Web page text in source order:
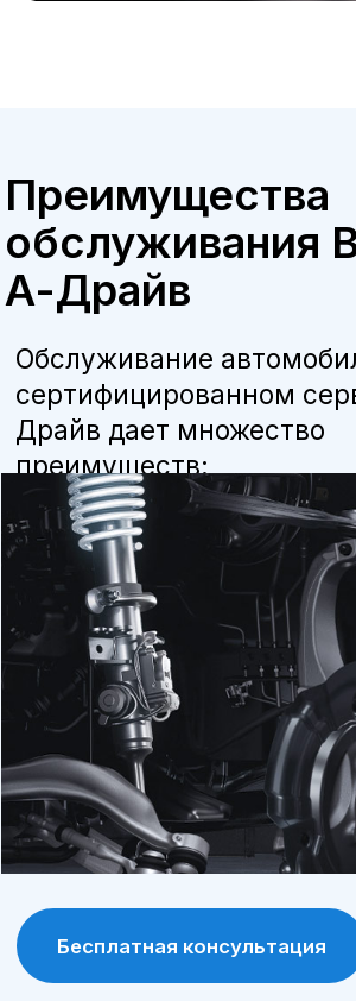
Оригинальные запчасти
мы используем только оригинальные
детали и расходные материалы,
рекомендованные производителем, что
продлевает срок службы автомобиля.
Квалифицированные специалисты
сертификацию BMW, что гарантирует
высокое качество работ.
Бесплатная консультация
Современное оборудование
сервис А-Драйв оснащен современными
диагностическими и ремонтными
инструментами, что позволяет выявлять и
устранять проблемы максимально точно.
обслуживание у официального дилера
позволяет сохранить заводскую гарантию
Программа лояльности
постоянные клиенты получают
специальные условия и скидки на
обслуживание и запчасти.